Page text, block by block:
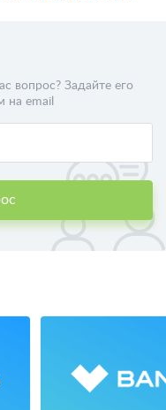
вопрос? Задайте его
на email